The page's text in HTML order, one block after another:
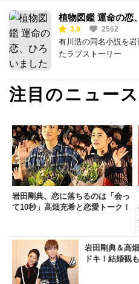
植物図鑑 運命の恋
3.9 2562
有川浩の同名小説を
たラブストーリー
注目のニュース
岩田剛典、恋に落ちるのは「会っ
て10秒」高畑充希と恋愛トーク！
岩田剛典＆高
ドキ！結婚観